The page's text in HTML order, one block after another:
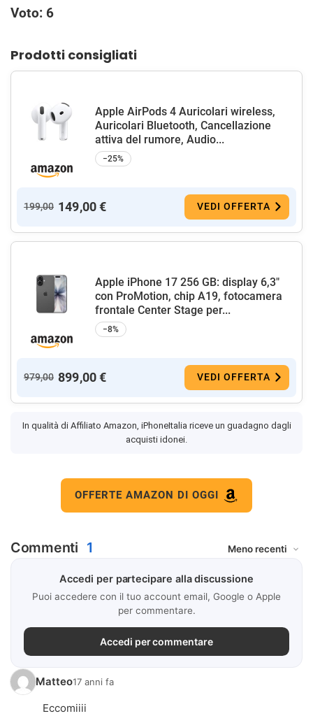
Voto: 6
Prodotti consigliati
Apple AirPods 4 Auricolari wireless,
Auricolari Bluetooth, Cancellazione
attiva del rumore, Audio...
−25%
199,00 149,00 € VEDI OFFERTA
Apple iPhone 17 256 GB: display 6,3"
con ProMotion, chip A19, fotocamera
frontale Center Stage per...
−8%
979,00 899,00 € VEDI OFFERTA
In qualità di Affiliato Amazon, iPhoneItalia riceve un guadagno dagli
acquisti idonei.
OFFERTE AMAZON DI OGGI
Commenti 1
Accedi per partecipare alla discussione
Puoi accedere con il tuo account email, Google o Apple
per commentare.
Accedi per commentare
Matteo17 anni fa
Eccomiiii